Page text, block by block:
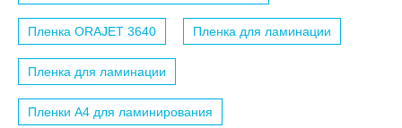
Пленка ORAJET 3640 Пленка для ламинации
Пленка для ламинации
Пленки A4 для ламинирования